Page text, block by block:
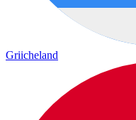
Griicheland